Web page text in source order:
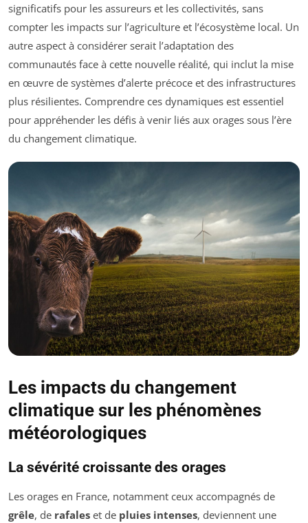
significatifs pour les assureurs et les collectivités, sans
compter les impacts sur l’agriculture et l’écosystème local. Un
autre aspect à considérer serait l’adaptation des
communautés face à cette nouvelle réalité, qui inclut la mise
en œuvre de systèmes d’alerte précoce et des infrastructures
plus résilientes. Comprendre ces dynamiques est essentiel
pour appréhender les défis à venir liés aux orages sous l’ère
du changement climatique.
Les impacts du changement
climatique sur les phénomènes
météorologiques
La sévérité croissante des orages
Les orages en France, notamment ceux accompagnés de
grêle, de rafales et de pluies intenses, deviennent une